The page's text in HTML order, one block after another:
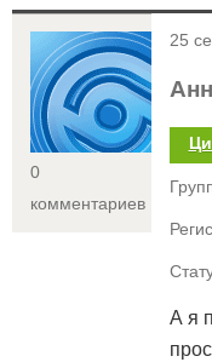
<
0
комментариев
25
А я